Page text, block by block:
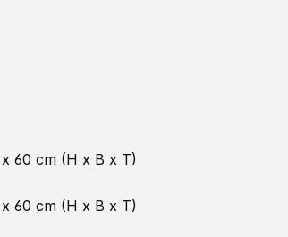
60 cm (H x B x T)
60 cm (H x B x T)